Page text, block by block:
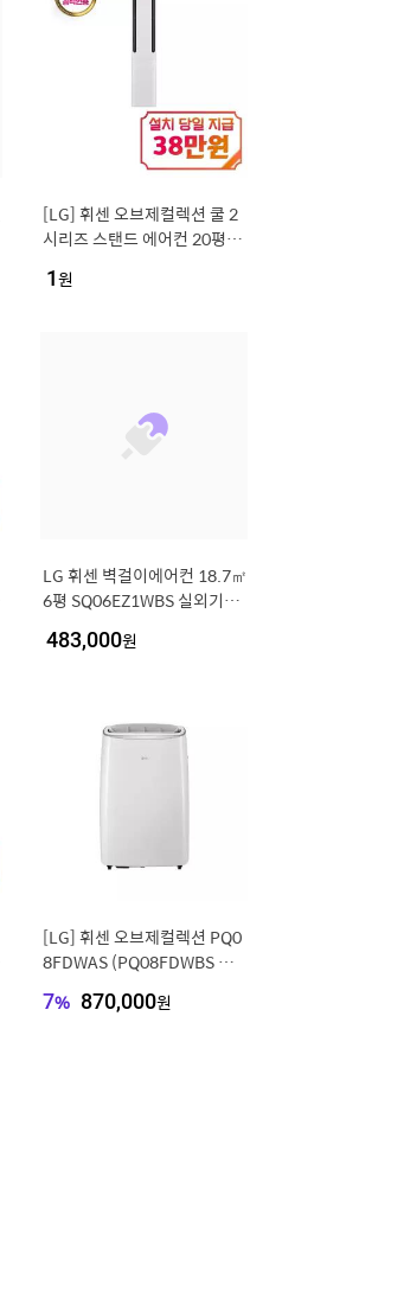
[LG] 휘센 오브제컬렉션 쿨 2
시리즈 스탠드 에어컨 20평형
A1
1원
LG 휘센 벽걸이에어컨 18.7㎡
6평 SQ06EZ1WBS 실외기포
483,000원
[LG] 휘센 오브제컬렉션 PQ0
8FDWAS (PQ08FDWBS 동
스 26㎡/ 단순배송
7% 870,000원